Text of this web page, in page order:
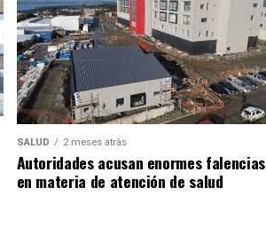
SALUD 2 meses atrás
Autoridades acusan enormes falencias
en materia de atención de salud